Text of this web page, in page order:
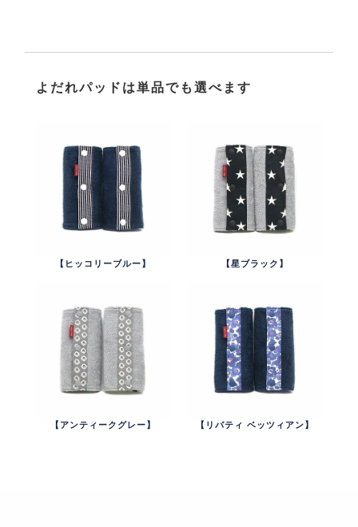
よだれパッドは単品でも選べます
【ヒッコリーブルー】 【星ブラック】
【アンティークグレー】 【リバティ ベッツィアン】